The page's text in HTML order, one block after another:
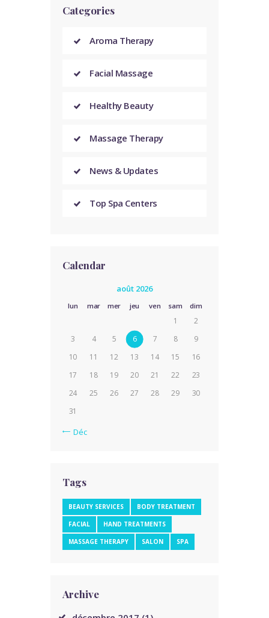
Categories
Aroma Therapy
Facial Massage
Healthy Beauty
Massage Therapy
News & Updates
Top Spa Centers
Calendar
août 2026
lun mar mer jeu ven sam dim
1
2
3
4 5 6 7 8
9
10
11 12 13 14 15
16
17
18 19 20 21 22
23
24
25 26 27 28 29
30
31
« Déc
Tags
BEAUTY SERVICES BODY TREATMENT
FACIAL HAND TREATMENTS
MASSAGE THERAPY SALON SPA
Archive